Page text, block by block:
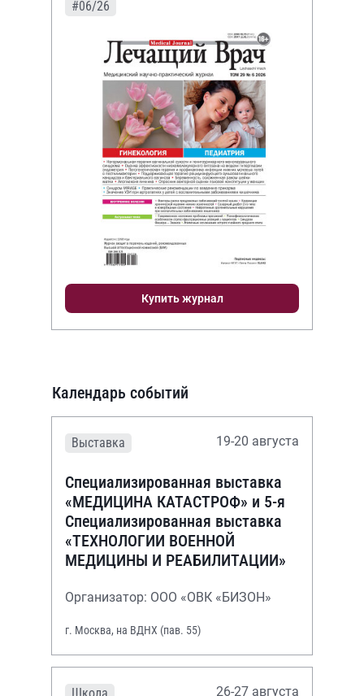
#06/26
Купить журнал
Календарь событий
Выставка 19-20 августа
Специализированная выставка
«МЕДИЦИНА КАТАСТРОФ» и 5-я
Специализированная выставка
«ТЕХНОЛОГИИ ВОЕННОЙ
МЕДИЦИНЫ И РЕАБИЛИТАЦИИ»
Организатор: ООО «ОВК «БИЗОН»
г. Москва, на ВДНХ (пав. 55)
26-27 августа